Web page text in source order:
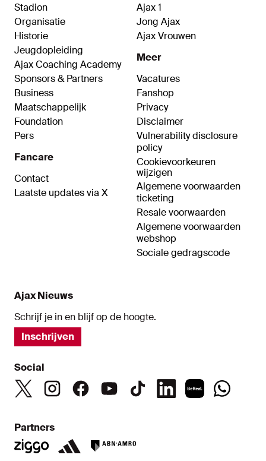
Stadion
Organisatie
Historie
Jeugdopleiding
Ajax Coaching Academy
Sponsors & Partners
Business
Maatschappelijk
Foundation
Pers
Fancare
Contact
Laatste updates via X
Ajax 1
Jong Ajax
Ajax Vrouwen
Meer
Vacatures
Fanshop
Privacy
Disclaimer
Vulnerability disclosure
policy
Cookievoorkeuren
wijzigen
Algemene voorwaarden
ticketing
Resale voorwaarden
Algemene voorwaarden
webshop
Sociale gedragscode
Ajax Nieuws
Schrijf je in en blijf op de hoogte.
Inschrijven
Social
Partners